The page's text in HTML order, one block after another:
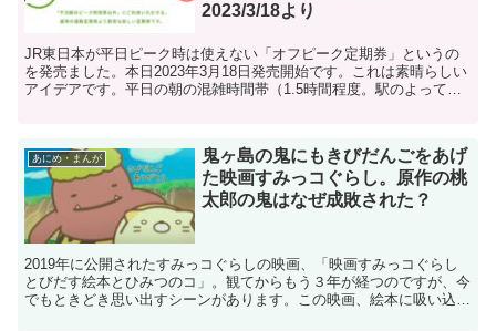
2023/3/18より
JR東日本が平日ピーク時は使えない「オフピーク定期券」というの
を発売ました。本日2023年3月18日発売開始です。これは素晴らしい
アイデアです。平日の朝の混雑時間帯（1.5時間程度。駅のよって違
あにめ・まんが
鬼ヶ島の鬼にもきびだんごをあげ
た映画すみっコぐらし。原作の桃
太郎の鬼はなぜ成敗された？
2019年に公開されたすみっコぐらしの映画、「映画すみっコぐらし
とびだす絵本とひみつのコ」。観てからもう３年が経つのですが、今
でもときどき思い出すシーンがあります。この映画、絵本に吸い込ま